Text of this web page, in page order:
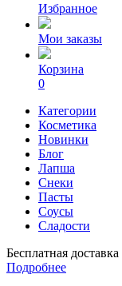
Избранное
Мои заказы
Корзина
0
Категории
Косметика
Новинки
Блог
Лапша
Снеки
Пасты
Соусы
Сладости
Бесплатная
Подробнее